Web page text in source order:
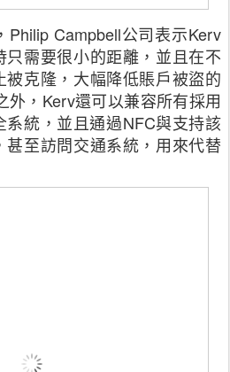
Campbell公司表示Kerv
需要很小的距離，並且在不
克隆，大幅降低賬戶被盜的
外，Kerv還可以兼容所有採用
統，並且通過NFC與支持該
至訪問交通系統，用來代替